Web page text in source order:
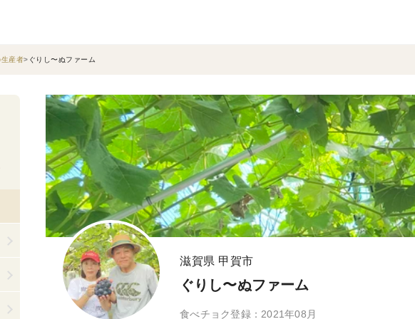
産者 ぐりし〜ぬファーム
滋賀県 甲賀市
ぐりし〜ぬファーム
食べチョク登録：2021年08月